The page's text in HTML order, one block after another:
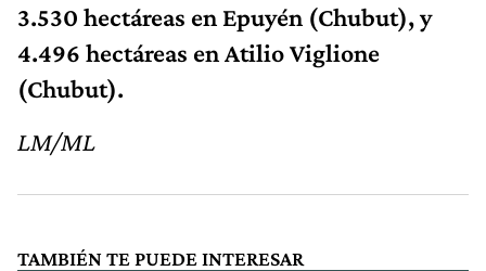
3.530 hectáreas en Epuyén (Chubut), y
4.496 hectáreas en Atilio Viglione
(Chubut).
LM/ML
TAMBIÉN TE PUEDE INTERESAR